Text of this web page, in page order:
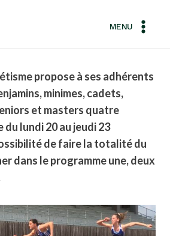
MENU
propose à ses adhérents
minimes, cadets,
et masters quatre
lundi 20 au jeudi 23
de faire la totalité du
dans le programme une, deux